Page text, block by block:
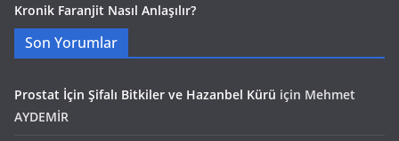
Kronik Faranjit Nasıl Anlaşılır?
Son Yorumlar
Prostat İçin Şifalı Bitkiler ve Hazanbel Kürü için Mehmet
AYDEMİR